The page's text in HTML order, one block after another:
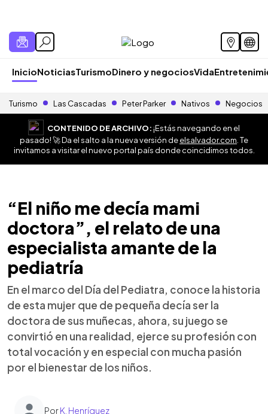
InicioNoticiasTurismoDinero y negociosVida
Turismo Las Cascadas Peter Parker Nativos Negocios
CONTENIDO DE ARCHIVO:¡Estás navegando en el
pasado! 🚀 Da el salto a la nueva versión deelsalvador.com . Te
invitamos a visitar el nuevo portal país donde coincidimos todos.
“El niño me decía mami
doctora”, el relato de una
especialista amante de la
pediatría
En el marco del Día del Pediatra, conoce la historia
de esta mujer que de pequeña decía ser la
doctora de sus muñecas, ahora, su juego se
convirtió en una realidad, ejerce su profesión con
total vocación y en especial con mucha pasión
por el bienestar de los niños.
PorK. Henríquez